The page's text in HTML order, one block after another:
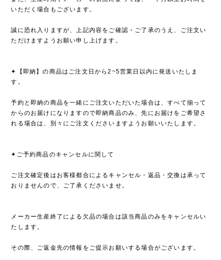
いただく場合もございます。
誠に恐れ入りますが、上記内容をご確認・ご了承のうえ、ご注文い
ただけますようお願い申し上げます。
✦【即納】の商品はご注文日から2~5営業日以内に発送いたしま
す。
予約と即納の商品を一緒にご注文いただいた場合は、すべて揃って
からのお届けになりますので即納商品のみ、先にお届けをご希望さ
れる場合は、別々にご注文くださいますようお願いいたします。
✦ご予約商品のキャンセルに関して
ご注文確定後はお客様都合によるキャンセル・返品・交換は承って
おりませんので、ご了承くださいませ。
メーカー生産終了による欠品の場合は該当商品のみをキャンセルい
たします。
その際、ご返金先の情報をご提示お願いする場合がございます。